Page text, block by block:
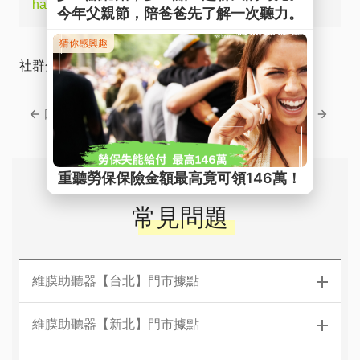
hashtags: ##助聽器選擇 #助聽器#助聽器價格
社群分享
回上一頁 回下一頁
常見問題
維膜助聽器【台北】門市據點
維膜助聽器【新北】門市據點